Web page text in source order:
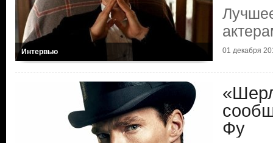
Интервью 01 декабря
Фу